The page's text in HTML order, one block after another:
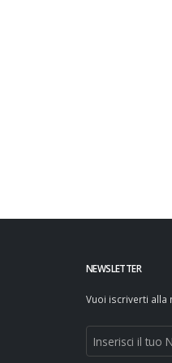
NEWSLETTER
Vuoi iscriverti alla